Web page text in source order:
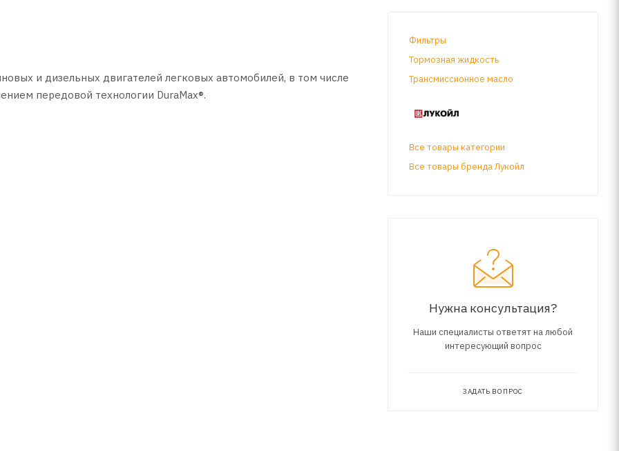
и дизельных двигателей легковых автомобилей, в том числе
передовой технологии DuraMax®.
применения в двигателях других автопроизводителей,
Фильтры
Тормозная жидкость
Трансмиссионное масло
Все товары категории
Все товары бренда Лукойл
Нужна консультация?
Наши специалисты ответят на любой
интересующий вопрос
ЗАДАТЬ ВОПРОС